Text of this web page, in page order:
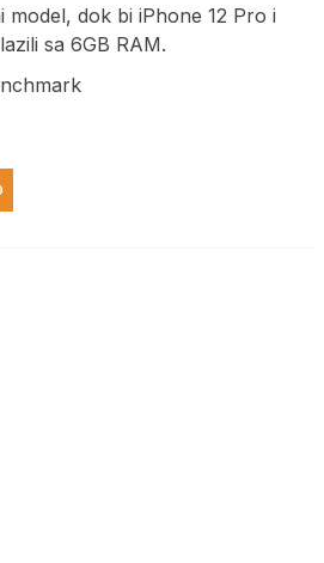
dok bi iPhone 12 Pro i
sa 6GB RAM.